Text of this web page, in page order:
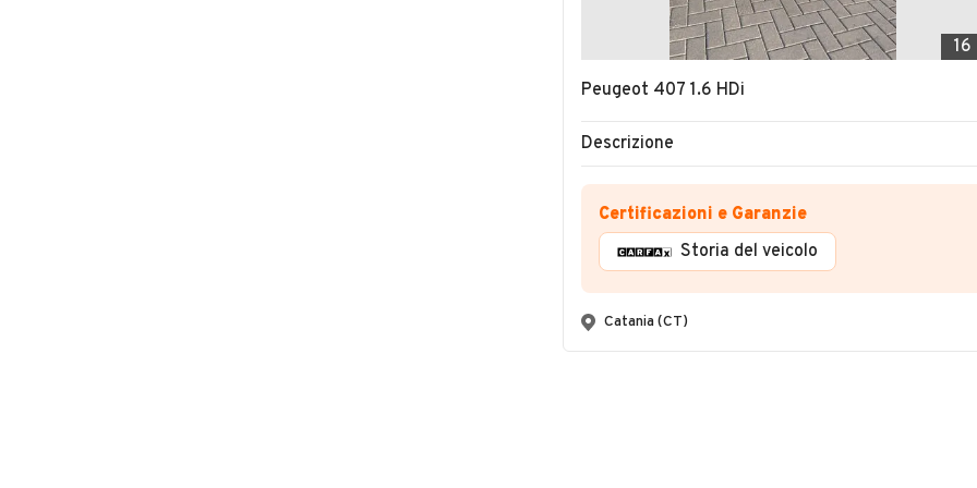
16
Peugeot 407 1.6 HDi
Descrizione
Certificazioni e Garanzie
Storia del veicolo
Catania (CT)